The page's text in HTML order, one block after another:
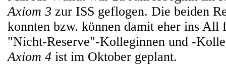
Axiom 3 zur ISS geflogen. Die beiden
konnten bzw. können damit eher ins All
"Nicht-Reserve"-Kolleginnen und -
Axiom 4 ist im Oktober geplant.